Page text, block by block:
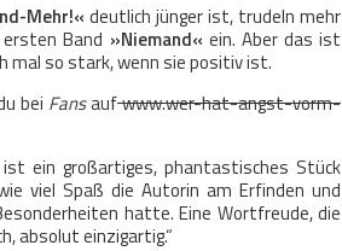
Mehr!« deutlich jünger ist, trudeln mehr
Band »Niemand« ein. Aber das ist
mal so stark, wenn sie positiv ist.
bei Fansaufwww.wer-hat-angst-vorm-
ist ein großartiges, phantastisches Stück
viel Spaß die Autorin am Erfinden und
hatte. Eine Wortfreude, die
absolut einzigartig.“